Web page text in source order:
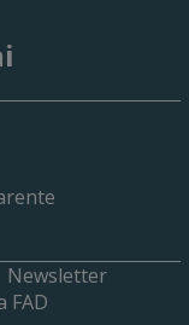
Newsletter
FAD